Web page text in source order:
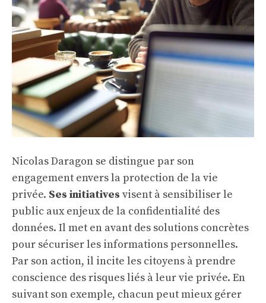
Nicolas Daragon se distingue par son
engagement envers la protection de la vie
privée. Ses initiatives visent à sensibiliser le
public aux enjeux de la confidentialité des
données. Il met en avant des solutions concrètes
pour sécuriser les informations personnelles.
Par son action, il incite les citoyens à prendre
conscience des risques liés à leur vie privée. En
suivant son exemple, chacun peut mieux gérer